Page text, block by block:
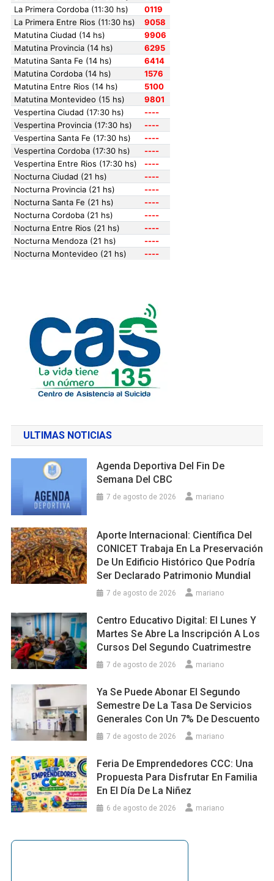
ULTIMAS NOTICIAS
Agenda Deportiva Del Fin De
Semana Del CBC
7 de agosto de 2026 mariano
Aporte Internacional: Científica Del
CONICET Trabaja En La Preservación
De Un Edificio Histórico Que Podría
Ser Declarado Patrimonio Mundial
7 de agosto de 2026 mariano
Centro Educativo Digital: El Lunes Y
Martes Se Abre La Inscripción A Los
Cursos Del Segundo Cuatrimestre
7 de agosto de 2026 mariano
Ya Se Puede Abonar El Segundo
Semestre De La Tasa De Servicios
Generales Con Un 7% De Descuento
7 de agosto de 2026 mariano
Feria De Emprendedores CCC: Una
Propuesta Para Disfrutar En Familia
En El Día De La Niñez
6 de agosto de 2026 mariano